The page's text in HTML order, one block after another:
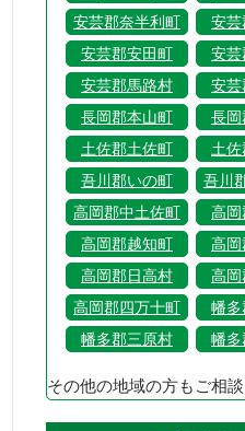
安芸郡奈半利町
安芸
安芸郡安田町
安芸
安芸郡馬路村
安芸
長岡郡本山町
長岡
土佐郡土佐町
土
吾川郡いの町
吾川
高岡郡中土佐町
高岡
高岡郡越知町
高岡
高岡郡日高村
高岡
高岡郡四万十町
幡多
幡多郡三原村
幡多
その他の地域の方もご相談